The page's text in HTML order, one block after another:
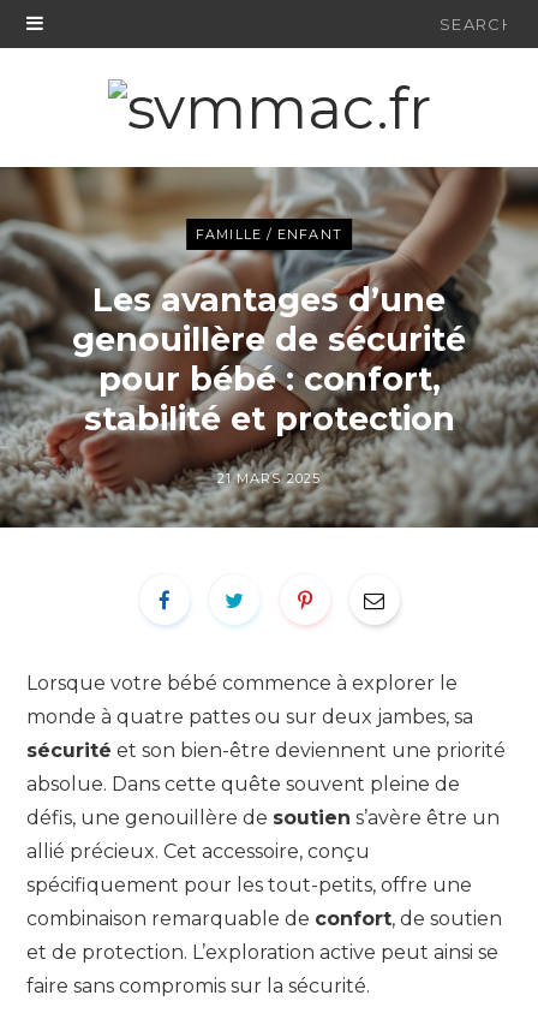
Search
FAMILLE / ENFANT
Les avantages d’une
genouillère de sécurité
pour bébé : confort,
stabilité et protection
21 MARS 2025
Lorsque votre bébé commence à explorer le
monde à quatre pattes ou sur deux jambes, sa
sécurité et son bien-être deviennent une priorité
absolue. Dans cette quête souvent pleine de
défis, une genouillère de soutien s’avère être un
allié précieux. Cet accessoire, conçu
spécifiquement pour les tout-petits, offre une
combinaison remarquable de confort, de soutien
et de protection. L’exploration active peut ainsi se
faire sans compromis sur la sécurité.